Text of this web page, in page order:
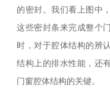
的密封。我们看上图中
这些密封条来完成整个
时，对于腔体结构的辨
结构上的排水性能，还
门窗腔体结构的关键。